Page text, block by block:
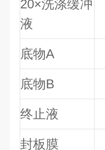
20×洗涤缓冲
液
底物A
底物B
终止液
封板膜